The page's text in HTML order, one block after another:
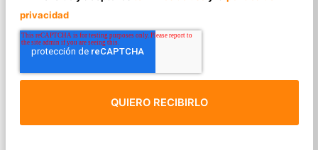
privacidad